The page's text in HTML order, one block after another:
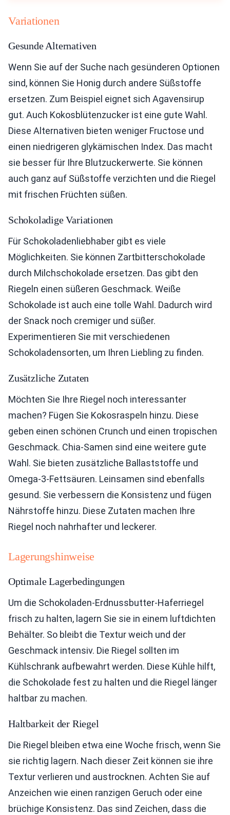
Variationen
Gesunde Alternativen
Wenn Sie auf der Suche nach gesünderen Optionen
sind, können Sie Honig durch andere Süßstoffe
ersetzen. Zum Beispiel eignet sich Agavensirup
gut. Auch Kokosblütenzucker ist eine gute Wahl.
Diese Alternativen bieten weniger Fructose und
einen niedrigeren glykämischen Index. Das macht
sie besser für Ihre Blutzuckerwerte. Sie können
auch ganz auf Süßstoffe verzichten und die Riegel
mit frischen Früchten süßen.
Schokoladige Variationen
Für Schokoladenliebhaber gibt es viele
Möglichkeiten. Sie können Zartbitterschokolade
durch Milchschokolade ersetzen. Das gibt den
Riegeln einen süßeren Geschmack. Weiße
Schokolade ist auch eine tolle Wahl. Dadurch wird
der Snack noch cremiger und süßer.
Experimentieren Sie mit verschiedenen
Schokoladensorten, um Ihren Liebling zu finden.
Zusätzliche Zutaten
Möchten Sie Ihre Riegel noch interessanter
machen? Fügen Sie Kokosraspeln hinzu. Diese
geben einen schönen Crunch und einen tropischen
Geschmack. Chia-Samen sind eine weitere gute
Wahl. Sie bieten zusätzliche Ballaststoffe und
Omega-3-Fettsäuren. Leinsamen sind ebenfalls
gesund. Sie verbessern die Konsistenz und fügen
Nährstoffe hinzu. Diese Zutaten machen Ihre
Riegel noch nahrhafter und leckerer.
Lagerungshinweise
Optimale Lagerbedingungen
Um die Schokoladen-Erdnussbutter-Haferriegel
frisch zu halten, lagern Sie sie in einem luftdichten
Behälter. So bleibt die Textur weich und der
Geschmack intensiv. Die Riegel sollten im
Kühlschrank aufbewahrt werden. Diese Kühle hilft,
die Schokolade fest zu halten und die Riegel länger
haltbar zu machen.
Haltbarkeit der Riegel
Die Riegel bleiben etwa eine Woche frisch, wenn Sie
sie richtig lagern. Nach dieser Zeit können sie ihre
Textur verlieren und austrocknen. Achten Sie auf
Anzeichen wie einen ranzigen Geruch oder eine
brüchige Konsistenz. Das sind Zeichen, dass die